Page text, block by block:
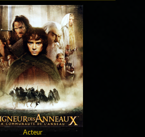
Acteur